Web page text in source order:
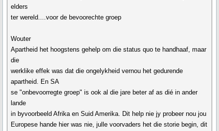
elders
ter wereld....voor de bevoorechte groep
Wouter
Apartheid het hoogstens gehelp om die status quo te handhaaf, maar
die
werklike effek was dat die ongelykheid vernou het gedurende
apartheid. En SA
se "onbevoorregte groep" is ook al die jare beter af as dié in ander
lande
in byvoorbeeld Afrika en Suid Amerika. Dit help nie jy probeer nou jou
Europese hande hier was nie, julle voorvaders het die storie begin, dit